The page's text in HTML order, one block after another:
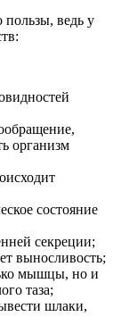
пользы, ведь у
организм
состояние
секреции;
выносливость;
мышцы, но и
таза;
шлаки,